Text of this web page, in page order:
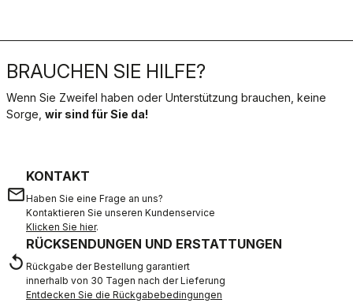
BRAUCHEN SIE HILFE?
Wenn Sie Zweifel haben oder Unterstützung brauchen, keine
Sorge, wir sind für Sie da!
email
KONTAKT
Haben Sie eine Frage an uns?
Kontaktieren Sie unseren Kundenservice
Klicken Sie hier.
replay
RÜCKSENDUNGEN UND ERSTATTUNGEN
Rückgabe der Bestellung garantiert
innerhalb von 30 Tagen nach der Lieferung
Entdecken Sie die Rückgabebedingungen